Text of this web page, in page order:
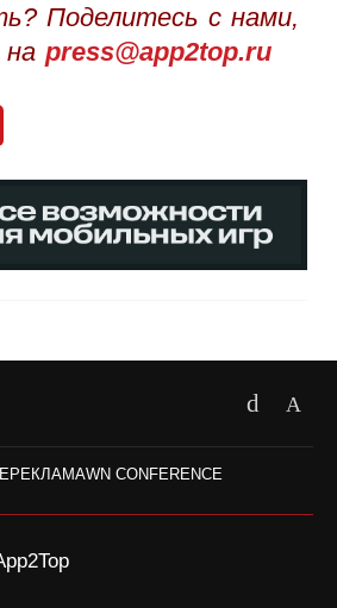
Поделитесь с нами,
press@app2top.ru
РЕКЛАМАWN CONFERENCE